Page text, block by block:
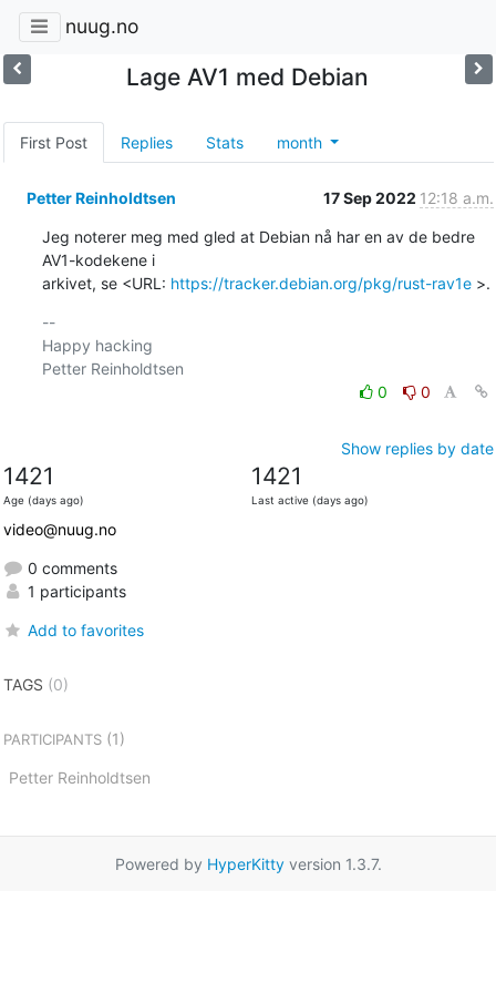
nuug.no
Lage AV1 med Debian
First Post Replies Stats month
Petter Reinholdtsen 17 Sep 2022 12:18 a.m.
Jeg noterer meg med gled at Debian nå har en av de bedre
AV1-kodekene i
arkivet, se <URL: https://tracker.debian.org/pkg/rust-rav1e >.
--
Happy hacking
0
0
Show replies by date
1421
Age (days ago)
1421
Last active (days ago)
video@nuug.no
0 comments
1 participants
Add to favorites
TAGS (0)
PARTICIPANTS(1)
Petter Reinholdtsen
Powered by HyperKittyversion 1.3.7.